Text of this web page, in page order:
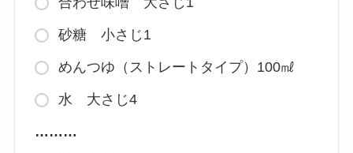
砂糖 小さじ1
めんつゆ（ストレートタイプ）100㎖
水 大さじ4
………